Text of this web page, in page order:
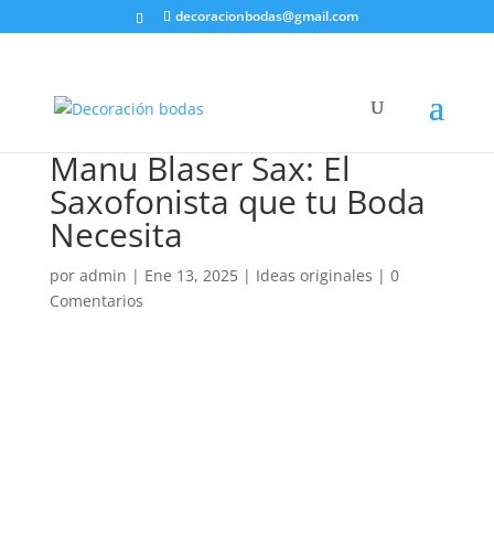
decoracionbodas@gmail.com
Manu Blaser Sax: El
Saxofonista que tu Boda
Necesita
por admin | Ene 13, 2025| Ideas originales | 0
Comentarios